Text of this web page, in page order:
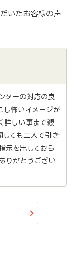
いたお客様の声
ターの対応の良
し怖いイメージが
詳しい事まで親
しても二人で引き
示を出しておら
りがとうござい